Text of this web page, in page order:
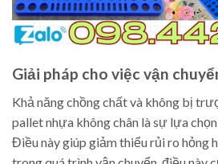
Giải pháp cho việc vận
Khả năng chồng chất và không bị
pallet nhựa không chân là sự lựa chọn
Điều này giúp giảm thiểu rủi ro hỏng